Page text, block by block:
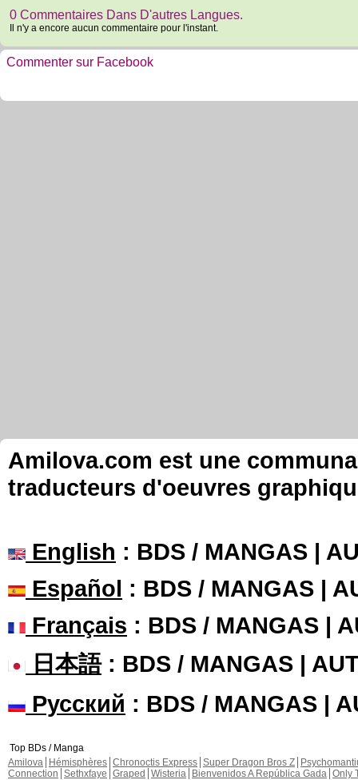
0 Commentaires Dans D'autres Langues.
Il n'y a encore aucun commentaire pour l'instant.
Commenter sur Facebook
Amilova.com est une
traducteurs d'oeuvres
English : BDS / MANGAS |
Español : BDS / MANGAS |
Français : BDS / MANGAS |
日本語: BDS / MANGAS |
Русский : BDS / MANGAS |
Top BDs / Manga
Amilova
Hémisphères Chronoctis Express Super Dragon Bros Z
Connection Sethxfaye Graped Wisteria Bienvenidos A República Gada Only